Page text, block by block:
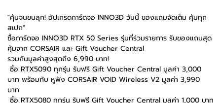
"คุ้มจนขนลุก! อัปเกรดการ์ดจอ INNO3D วันนี้ ของแถมจัดเต็ม คุ้มทุก
สเปก"
ซื้อการ์ดจอ INNO3D RTX 50 Series รุ่นที่ร่วมรายการ รับของแถมสุด
คุ้มจาก CORSAIR และ Gift Voucher Central
รวมกันมูลค่าสูงสุดถึง 6,990 บาท!
️ ซื้อ RTX5090 ทุกรุ่น รับฟรี Gift Voucher Central มูลค่า 3,000
บาท พร้อมกับ หูฟัง CORSAIR VOID Wireless V2 มูลค่า 3,990
บาท
️ ซื้อ RTX5080 ทุกรุ่น รับฟรี Gift Voucher Central มูลค่า 1,000 บาท